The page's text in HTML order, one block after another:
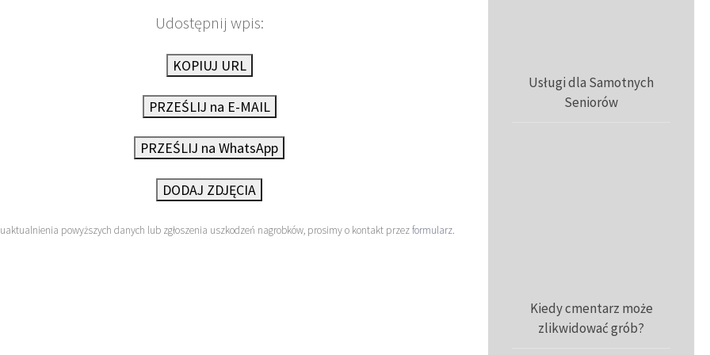
Udostępnij wpis:
KOPIUJ URL
PRZEŚLIJ na E-MAIL
PRZEŚLIJ na WhatsApp
DODAJ ZDJĘCIA
powyższych danych lub zgłoszenia uszkodzeń nagrobków, prosimy o kontakt przezformularz.
Usługi dla Samotnych
Seniorów
Kiedy cmentarz może
zlikwidować grób?